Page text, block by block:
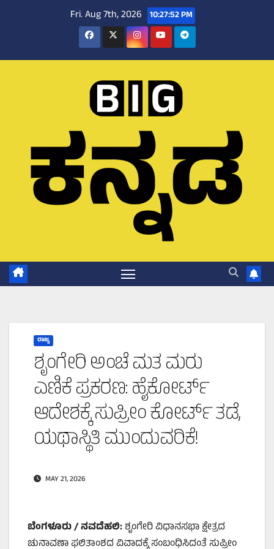
Fri. Aug 7th, 2026 10:27:53 PM
ರಾಜ್ಯ
ಶೃಂಗೇರಿ ಅಂಚೆ ಮತ ಮರು
ಎಣಿಕೆ ಪ್ರಕರಣ: ಹೈಕೋರ್ಟ್
ಆದೇಶಕ್ಕೆ ಸುಪ್ರೀಂ ಕೋರ್ಟ್ ತಡೆ,
ಯಥಾಸ್ಥಿತಿ ಮುಂದುವರಿಕೆ!
MAY 21, 2026
ಬೆಂಗಳೂರು / ನವದೆಹಲಿ:ಶೃಂಗೇರಿ ವಿಧಾನಸಭಾ ಕ್ಷೇತ್ರದ
ಚುನಾವಣಾ ಫಲಿತಾಂಶದ ವಿವಾದಕ್ಕೆ ಸಂಬಂಧಿಸಿದಂತೆ ಸುಪ್ರೀಂ